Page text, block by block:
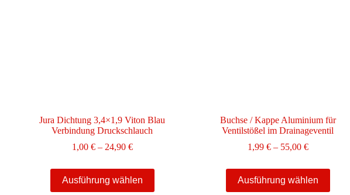
Jura Dichtung 3,4×1,9 Viton Blau
Verbindung Druckschlauch
1,00 € – 24,90 €Preisspanne:
bis
24,90 €
Ausführung wählen
Produkt
Buchse / Kappe Aluminium für
Ventilstößel im Drainageventil
1,99 € – 55,00 €Preisspanne:
bis
55,00 €
Ausführung wählen
Produkt